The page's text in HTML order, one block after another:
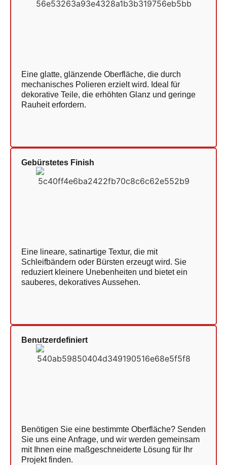
Eine glatte, glänzende Oberfläche, die durch
mechanisches Polieren erzielt wird. Ideal für
dekorative Teile, die erhöhten Glanz und geringe
Rauheit erfordern.
Gebürstetes Finish
Eine lineare, satinartige Textur, die mit
Schleifbändern oder Bürsten erzeugt wird. Sie
reduziert kleinere Unebenheiten und bietet ein
sauberes, dekoratives Aussehen.
Benutzerdefiniert
Benötigen Sie eine bestimmte Oberfläche? Senden
Sie uns eine Anfrage, und wir werden gemeinsam
mit Ihnen eine maßgeschneiderte Lösung für Ihr
Projekt finden.